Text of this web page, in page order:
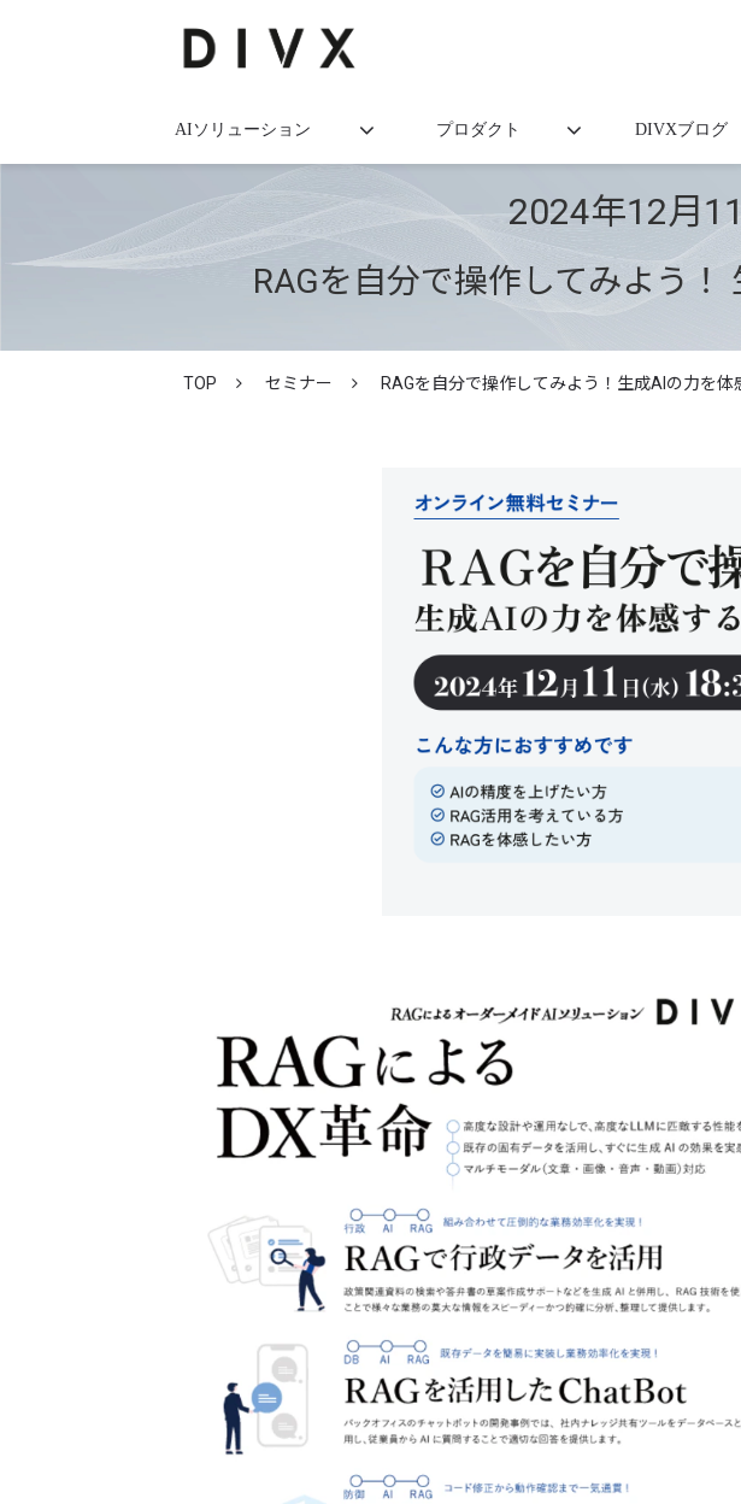
AIソリューション プロダクト DIVXブログ
2024年12月
RAGを自分で操作してみよう
TOP セミナー RAGを自分で操作してみよう！生成AIの力を